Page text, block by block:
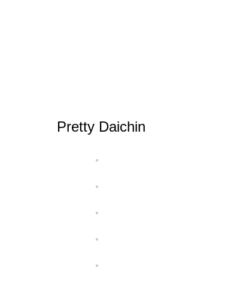
Pretty Daichin